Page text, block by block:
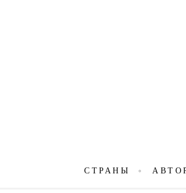
СТРАНЫ